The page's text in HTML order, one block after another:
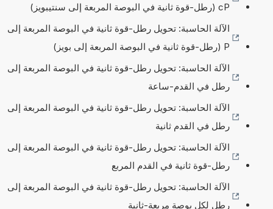
cP (رطل-قوة ثانية في البوصة المربعة إلى سنتيبويز)
الآلة الحاسبة: تحويل رطل-قوة ثانية في البوصة المربعة إلى
P (رطل-قوة ثانية في البوصة المربعة إلى بويز)
الآلة الحاسبة: تحويل رطل-قوة ثانية في البوصة المربعة إلى
رطل في القدم-ساعة
الآلة الحاسبة: تحويل رطل-قوة ثانية في البوصة المربعة إلى
رطل في القدم ثانية
الآلة الحاسبة: تحويل رطل-قوة ثانية في البوصة المربعة إلى
رطل-قوة ثانية في القدم المربع
الآلة الحاسبة: تحويل رطل-قوة ثانية في البوصة المربعة إلى
رطل لكل بوصة مربعة-ثانية